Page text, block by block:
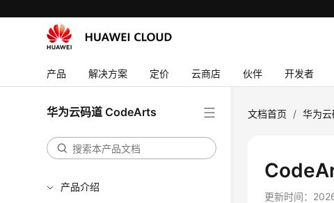
产品 解决方案 定价 云商店 伙伴 开发者
华为云码道 CodeArts
产品介绍
文档首页 / 华为
更新时间：